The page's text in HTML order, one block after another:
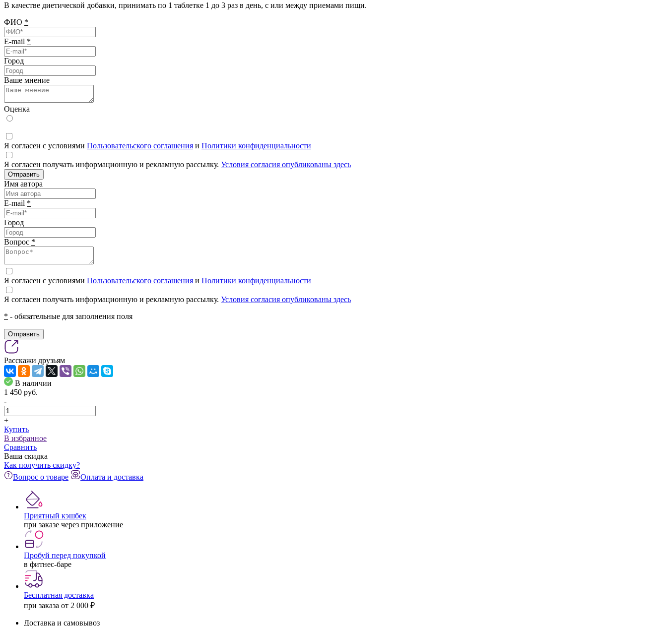
В качестве диетической добавки, принимать по 1 таблетке 1 до 3 раз в день, с или между приемами пищи.
ФИО *
E-mail *
Город
Ваше мнение
Оценка
Я согласен с условиями Пользовательского соглашения и Политики конфиденциальности
Я согласен получать информационную и рекламную рассылку. Условия согласия опубликованы здесь
Отправить
Имя автора
E-mail *
Город
Вопрос *
Я согласен с условиями Пользовательского соглашения и Политики конфиденциальности
Я согласен получать информационную и рекламную рассылку. Условия согласия опубликованы здесь
* - обязательные для заполнения поля
Отправить
Расскажи друзьям
В наличии
1 450 pуб.
-
+
Купить
В избранное
Сравнить
Ваша скидка
Как получить скидку?
Вопрос о товаре
Оплата и доставка
Приятный кэшбек
при заказе через приложение
Пробуй перед покупкой
в фитнес-баре
Бесплатная доставка
при заказа от 2 000 ₽
Доставка и самовывоз